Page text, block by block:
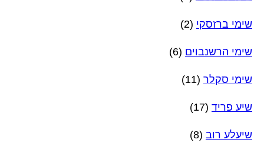
שימי ברזסקי (2)
שימי הרשנבוים (6)
שימי סקלר (11)
שיע פריד (17)
שיעלע רוב (8)